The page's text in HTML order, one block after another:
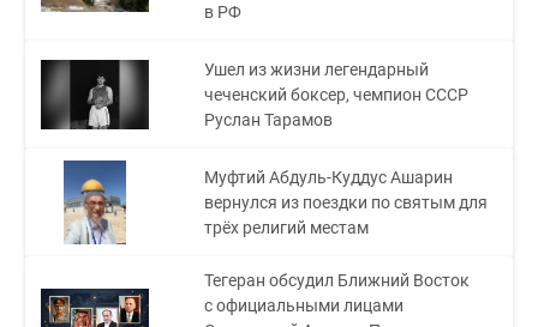
в РФ
Ушел из жизни легендарный
чеченский боксер, чемпион СССР
Руслан Тарамов
Муфтий Абдуль-Куддус Ашарин
вернулся из поездки по святым для
трёх религий местам
Тегеран обсудил Ближний Восток
с официальными лицами